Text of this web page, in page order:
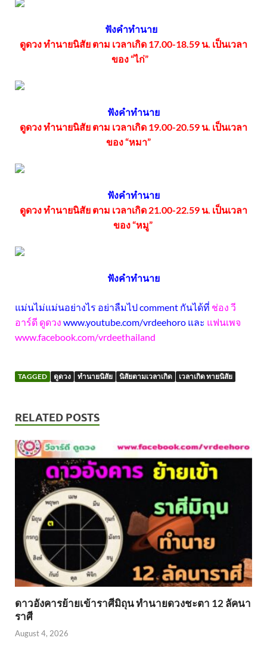
ฟังคำทำนาย
ดูดวง ทำนายนิสัย ตาม เวลาเกิด 17.00-18.59 น. เป็นเวลา
ของ “ไก่”
ฟังคำทำนาย
ดูดวง ทำนายนิสัย ตาม เวลาเกิด 19.00-20.59 น. เป็นเวลา
ของ “หมา”
ฟังคำทำนาย
ดูดวง ทำนายนิสัย ตาม เวลาเกิด 21.00-22.59 น. เป็นเวลา
ของ “หมู”
ฟังคำทำนาย
แม่นไม่แม่นอย่างไร อย่าลืมไป comment กันได้ที่ ช่อง วี
อาร์ดี ดูดวง www.youtube.com/vrdeehoro และ แฟนเพจ
www.facebook.com/vrdeethailand
TAGGED ดูดวง ทำนายนิสัย นิสัยตามเวลาเกิด เวลาเกิด ทายนิสัย
RELATED POSTS
ดาวอังคารย้ายเข้าราศีมิถุน ทำนายดวงชะตา 12 ลัคนา
ราศี
August 4, 2026